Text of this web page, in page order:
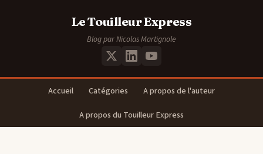
Le Touilleur Express
Blog par Nicolas Martignole
Accueil Catégories
A propos de l'auteur
A propos du Touilleur Express